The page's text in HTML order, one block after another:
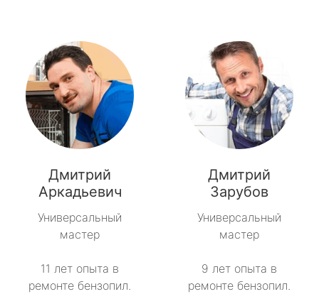
Дмитрий
Аркадьевич
Универсальный
мастер
11 лет опыта в
ремонте бензопил.
Дмитрий
Зарубов
Универсальный
мастер
9 лет опыта в
ремонте бензопил.